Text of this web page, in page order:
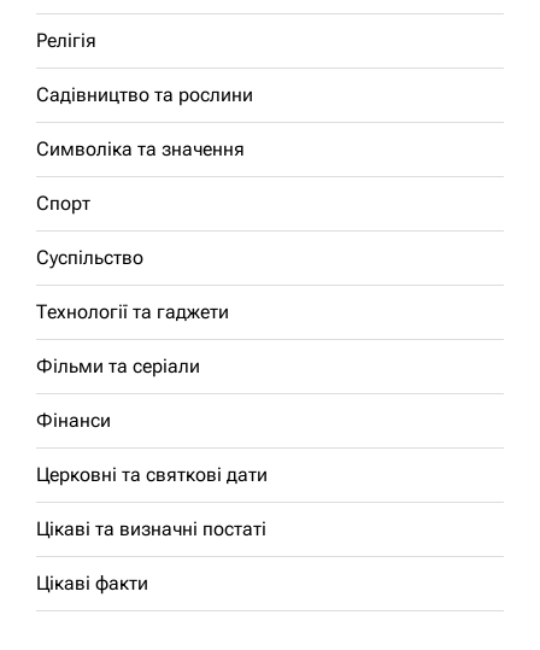
Релігія
Садівництво та рослини
Символіка та значення
Спорт
Суспільство
Технології та гаджети
Фільми та серіали
Фінанси
Церковні та святкові дати
Цікаві та визначні постаті
Цікаві факти